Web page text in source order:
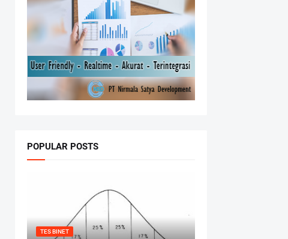
POPULAR POSTS
TES BINET